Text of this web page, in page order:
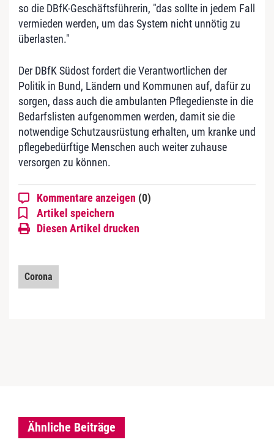
so die DBfK-Geschäftsführerin, "das sollte in jedem Fall
vermieden werden, um das System nicht unnötig zu
überlasten."
Der DBfK Südost fordert die Verantwortlichen der
Politik in Bund, Ländern und Kommunen auf, dafür zu
sorgen, dass auch die ambulanten Pflegedienste in die
Bedarfslisten aufgenommen werden, damit sie die
notwendige Schutzausrüstung erhalten, um kranke und
pflegebedürftige Menschen auch weiter zuhause
versorgen zu können.
Kommentare anzeigen (0)
Artikel speichern
Diesen Artikel drucken
Corona
Ähnliche Beiträge